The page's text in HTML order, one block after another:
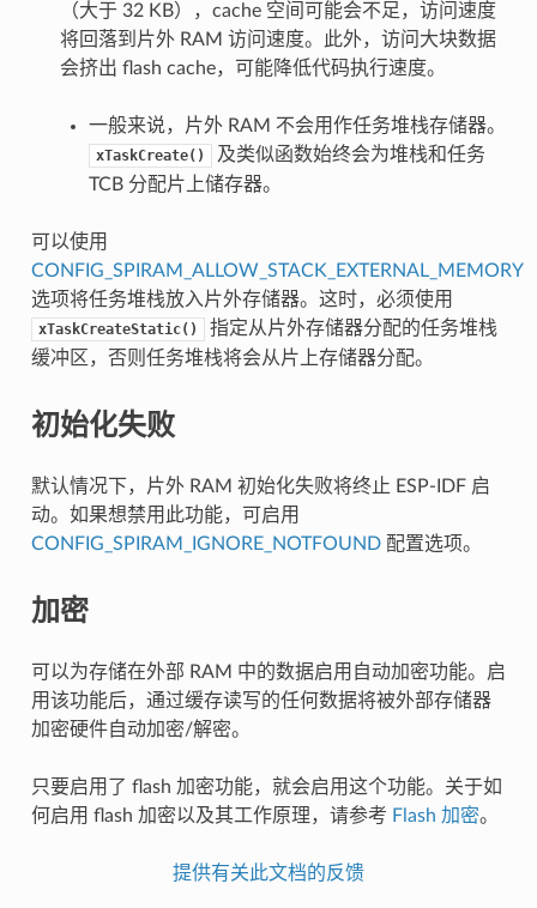
（大于 32 KB），cache 空间可能会不足，访问速度
将回落到片外 RAM 访问速度。此外，访问大块数据
会挤出 flash cache，可能降低代码执行速度。
一般来说，片外 RAM 不会用作任务堆栈存储器。
xTaskCreate()
及类似函数始终会为堆栈和任务
TCB 分配片上储存器。
可以使用
CONFIG_SPIRAM_ALLOW_STACK_EXTERNAL_MEMORY
选项将任务堆栈放入片外存储器。这时，必须使用
xTaskCreateStatic()
指定从片外存储器分配的任务堆栈
缓冲区，否则任务堆栈将会从片上存储器分配。
初始化失败
默认情况下，片外 RAM 初始化失败将终止 ESP-IDF 启
动。如果想禁用此功能，可启用
CONFIG_SPIRAM_IGNORE_NOTFOUND配置选项。
加密
可以为存储在外部 RAM 中的数据启用自动加密功能。启
用该功能后，通过缓存读写的任何数据将被外部存储器
加密硬件自动加密/解密。
只要启用了 flash 加密功能，就会启用这个功能。关于如
何启用 flash 加密以及其工作原理，请参考 Flash 加密。
提供有关此文档的反馈